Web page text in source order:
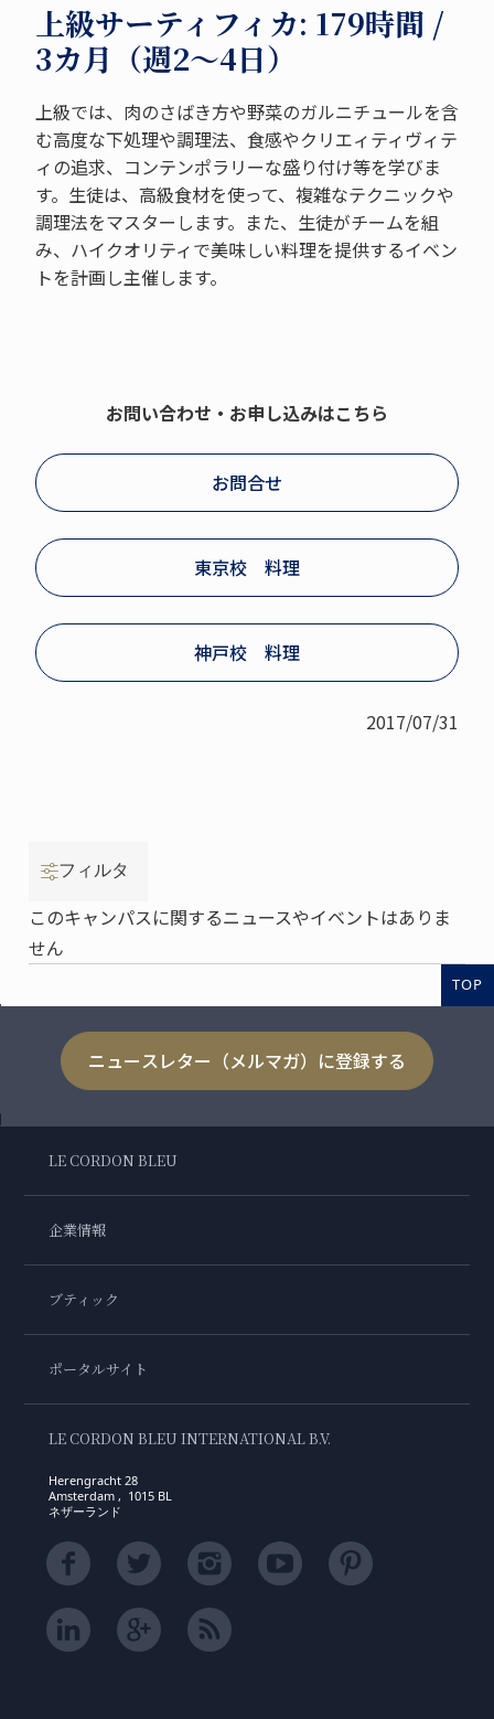
上級サーティフィカ: 179時間 /
3カ月（週2～4日）
上級では、肉のさばき方や野菜のガルニチュールを含
む高度な下処理や調理法、食感やクリエィティヴィテ
ィの追求、コンテンポラリーな盛り付け等を学びま
す。生徒は、高級食材を使って、複雑なテクニックや
調理法をマスターします。また、生徒がチームを組
み、ハイクオリティで美味しい料理を提供するイベン
トを計画し主催します。
お問い合わせ・お申し込みはこちら
お問合せ
東京校 料理
神戸校 料理
2017/07/31
フィルタ
このキャンパスに関するニュースやイベントはありま
せん
TOP
ニュースレター（メルマガ）に登録する
LE CORDON BLEU
企業情報
ブティック
ポータルサイト
LE CORDON BLEU INTERNATIONAL B.V.
Herengracht 28
Amsterdam , 1015 BL
ネザーランド